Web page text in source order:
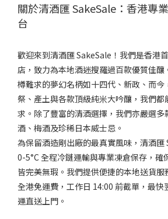
關於清酒匯 SakeSale：香港專
台
歡迎來到清酒匯 SakeSale！我們是香港
店，致力為本地酒迷搜羅過百款優質佳
樽難求的夢幻名柄如十四代、新政、而
祭、產土與各款頂級純米大吟釀，我們都
求。除了豐富的清酒選擇，我們亦嚴選多
酒、梅酒及珍稀日本威士忌。
為保留酒造剛出廠的最真實風味，清酒匯
0-5°C 全程冷鏈運輸與專業凍倉保存，確
皆完美無瑕。我們提供便捷的本地送貨服
全港免運費，工作日 14:00 前截單，最快
運直送上門。